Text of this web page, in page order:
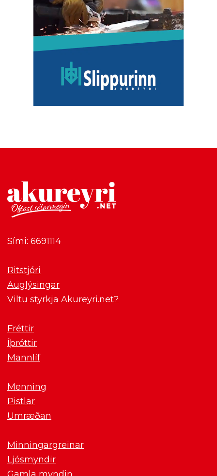
Sími: 6691114
Ritstjóri
Auglýsingar
Viltu styrkja Akureyri.net?
Fréttir
Íþróttir
Mannlíf
Menning
Pistlar
Umræðan
Minningargreinar
Ljósmyndir